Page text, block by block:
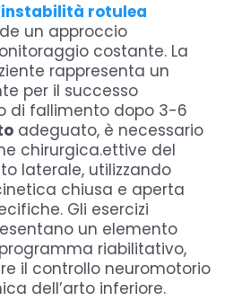
rotulea
un approccio
costante. La
rappresenta un
per il successo
di fallimento dopo 3-6
adeguato, è necessario
chirurgica.ettive del
laterale, utilizzando
chiusa e aperta
Gli esercizi
un elemento
riabilitativo,
il controllo neuromotorio
dell’arto inferiore.